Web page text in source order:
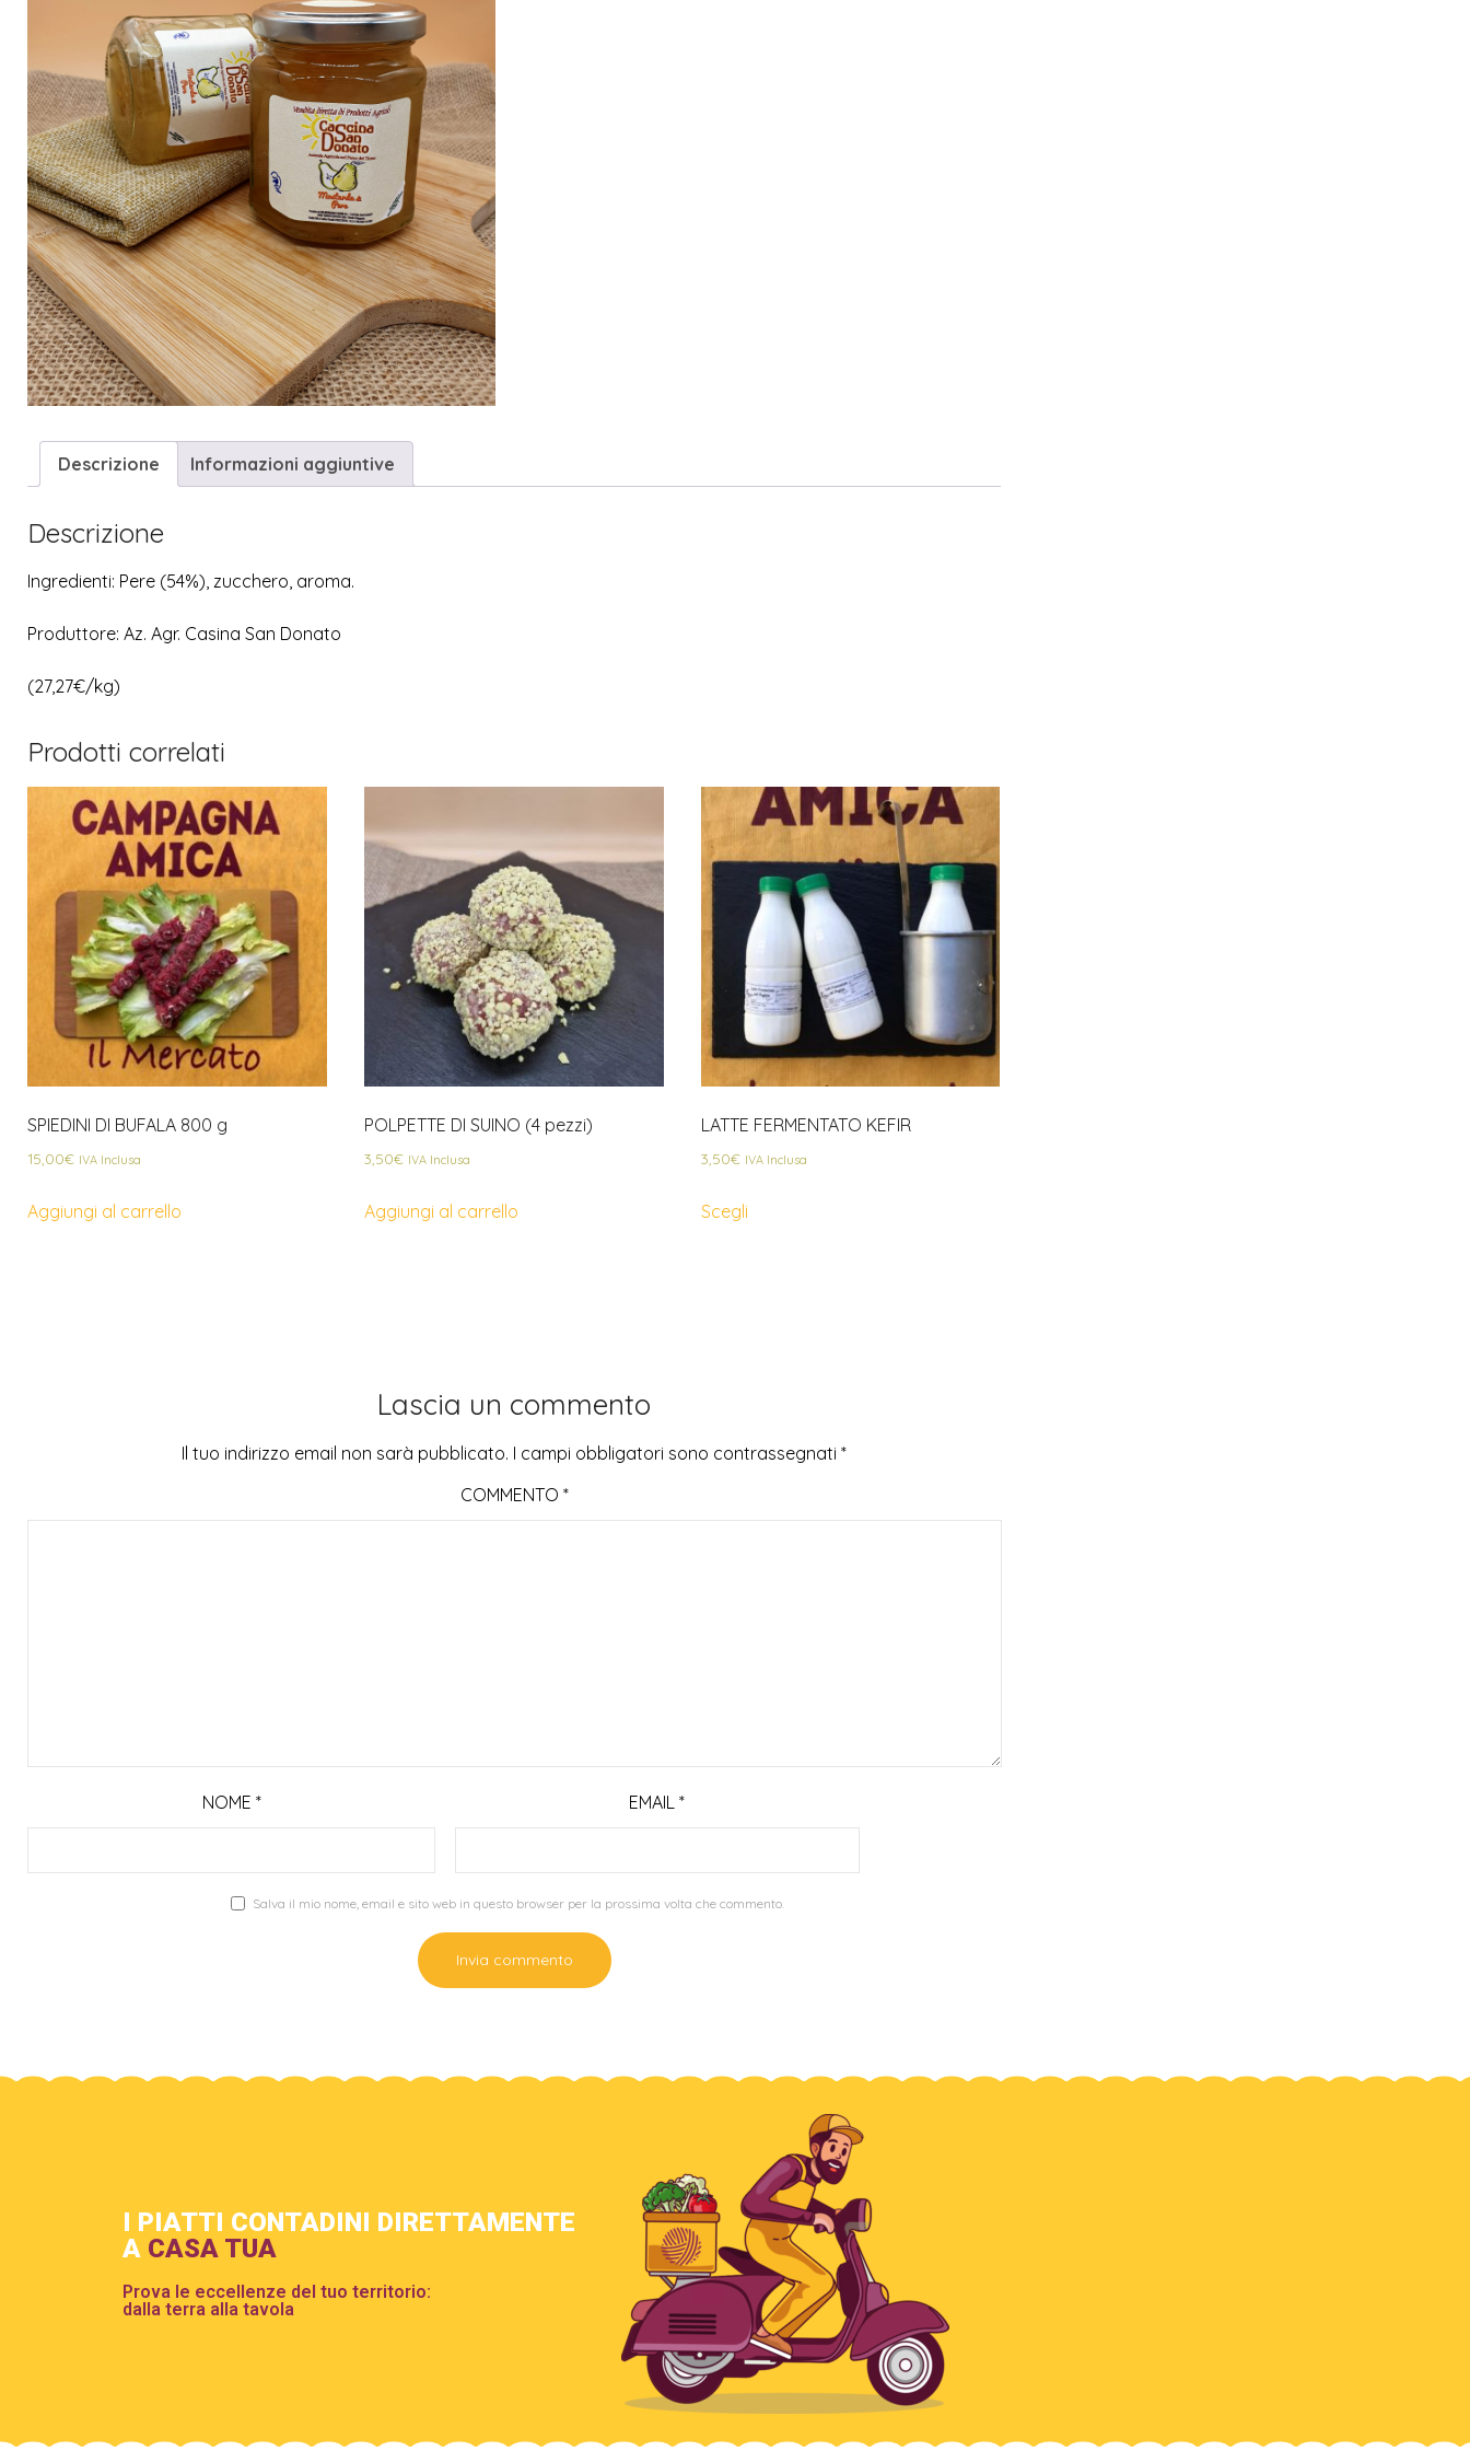
Descrizione Informazioni aggiuntive
Descrizione
Ingredienti: Pere (54%), zucchero, aroma.
Produttore: Az. Agr. Casina San Donato
(27,27€/kg)
Prodotti correlati
SPIEDINI DI BUFALA 800 g
15,00€ IVA Inclusa
Aggiungi al carrello
POLPETTE DI SUINO (4 pezzi)
3,50€ IVA Inclusa
Aggiungi al carrello
LATTE FERMENTATO KEFIR
3,50€ IVA Inclusa
Scegli
Lascia un commento
Il tuo indirizzo email non sarà pubblicato. I campi obbligatori sono contrassegnati*
COMMENTO *
NOME * EMAIL*
Salva il mio nome, email e sito web in questo browser per la prossima volta che commento.
I PIATTI CONTADINI DIRETTAMENTE
A CASA TUA
Prova le eccellenze del tuo territorio:
dalla terra alla tavola